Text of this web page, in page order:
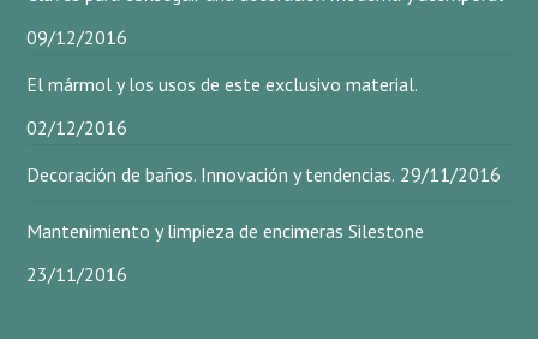
09/12/2016
El mármol y los usos de este exclusivo material.
02/12/2016
Decoración de baños. Innovación y tendencias. 29/11/2016
Mantenimiento y limpieza de encimeras Silestone
23/11/2016